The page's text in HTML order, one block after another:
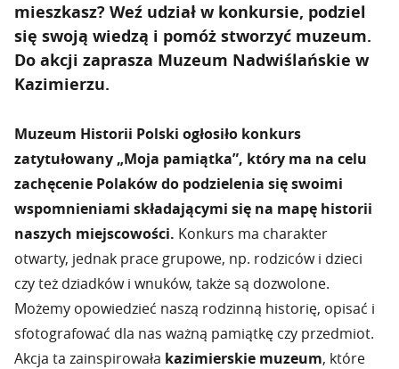
mieszkasz? Weź udział w konkursie, podziel
się swoją wiedzą i pomóż stworzyć muzeum.
Do akcji zaprasza Muzeum Nadwiślańskie w
Kazimierzu.
Muzeum Historii Polski ogłosiło konkurs
zatytułowany „Moja pamiątka”, który ma na celu
zachęcenie Polaków do podzielenia się swoimi
wspomnieniami składającymi się na mapę historii
naszych miejscowości. Konkurs ma charakter
otwarty, jednak prace grupowe, np. rodziców i dzieci
czy też dziadków i wnuków, także są dozwolone.
Możemy opowiedzieć naszą rodzinną historię, opisać i
sfotografować dla nas ważną pamiątkę czy przedmiot.
Akcja ta zainspirowała kazimierskie muzeum, które